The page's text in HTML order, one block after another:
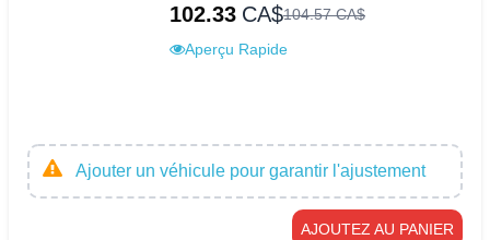
102.33 CA$104.57CA$
Aperçu Rapide
Ajouter un véhicule pour garantir l'ajustement
AJOUTEZ AU PANIER